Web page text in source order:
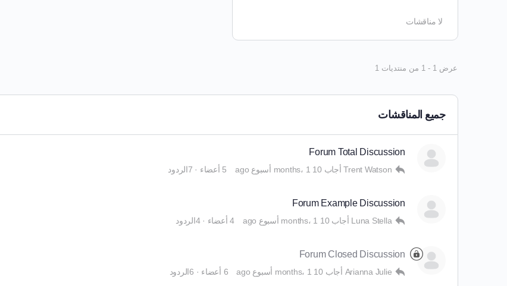
لا مناقشات
عرض 1 - 1 من منتديات 1
جميع المناقشات
Forum Total Discussion
Trent Watson أجاب 10 months، 1 أسبوع ago 5 أعضاء · 7الردود
Forum Example Discussion
Luna Stella أجاب 10 months، 1 أسبوع ago 4 أعضاء · 4الردود
Forum Closed Discussion
Arianna Julie أجاب 10 months، 1 أسبوع ago 6 أعضاء · 6الردود